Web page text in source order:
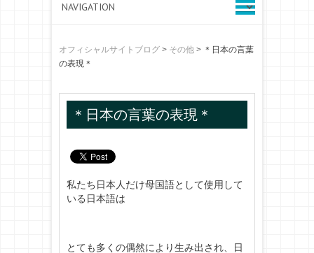
オフィシャルサイトブログ > その他 > ＊日本の言葉
の表現＊
＊日本の言葉の表現＊
私たち日本人だけ母国語として使用して
いる日本語は
とても多くの偶然により生み出され、日